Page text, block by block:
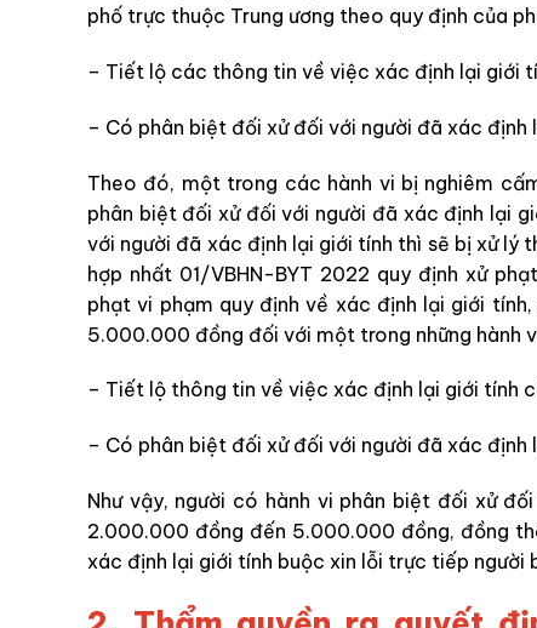
phố trực thuộc Trung ương theo quy định của
– Tiết lộ các thông tin về việc xác định lại giới
– Có phân biệt đối xử đối với người đã xác định
Theo đó, một trong các hành vi bị nghiêm
phân biệt đối xử đối với người đã xác định lại
với người đã xác định lại giới tính thì sẽ bị xử lý
hợp nhất 01/VBHN-BYT 2022 quy định xử
phạt vi phạm quy định về xác định lại giới
5.000.000 đồng đối với một trong những hành
– Tiết lộ thông tin về việc xác định lại giới tính
– Có phân biệt đối xử đối với người đã xác định
Như vậy, người có hành vi phân biệt đối xử
2.000.000 đồng đến 5.000.000 đồng, đồng
xác định lại giới tính buộc xin lỗi trực tiếp người